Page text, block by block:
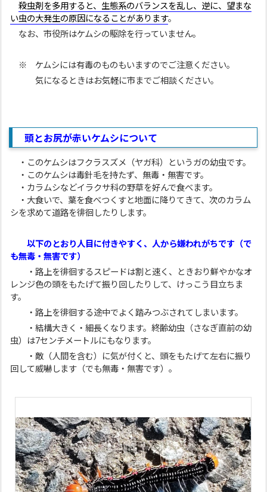
殺虫剤を多用すると、生態系のバランスを乱し、逆に、望まな
い虫の大発生の原因になることがあります。
なお、市役所はケムシの駆除を行っていません。
※ ケムシには有毒のものもいますのでご注意ください。
気になるときはお気軽に市までご相談ください。
頭とお尻が赤いケムシについて
・このケムシはフクラスズメ（ヤガ科）というガの幼虫です。
・このケムシは毒針毛を持たず、無毒・無害です。
・カラムシなどイラクサ科の野草を好んで食べます。
・大食いで、葉を食べつくすと地面に降りてきて、次のカラム
シを求めて道路を徘徊したりします。
以下のとおり人目に付きやすく、人から嫌われがちです（で
も無毒・無害です）
・路上を徘徊するスピードは割と速く、ときおり鮮やかなオ
レンジ色の頭をもたげて振り回したりして、けっこう目立ちま
す。
・路上を徘徊する途中でよく踏みつぶされてしまいます。
・結構大きく・細長くなります。終齢幼虫（さなぎ直前の幼
虫）は7センチメートルにもなります。
・敵（人間を含む）に気が付くと、頭をもたげて左右に振り
回して威嚇します（でも無毒・無害です）。